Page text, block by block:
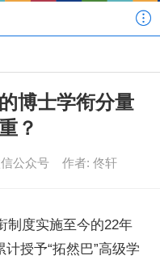
博士学衔分量
？
公众号 作者: 佟轩
度实施至今的22年
授予“拓然巴”高级学